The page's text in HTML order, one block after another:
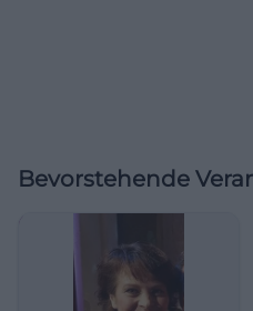
Bevorstehende